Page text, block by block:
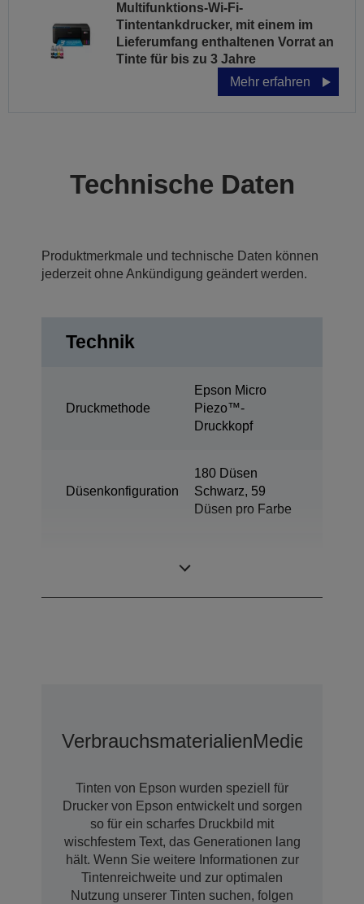
Multifunktions-Wi-Fi-
Tintentankdrucker, mit einem im
Lieferumfang enthaltenen Vorrat an
Tinte für bis zu 3 Jahre
Mehr erfahren
Technische Daten
Produktmerkmale und technische Daten können
jederzeit ohne Ankündigung geändert werden.
Technik
Druckmethode
Epson Micro
Piezo™-
Druckkopf
Düsenkonfiguration
180 Düsen
Schwarz, 59
Düsen pro Farbe
VerbrauchsmaterialienMedien
Tinten von Epson wurden speziell für
Drucker von Epson entwickelt und sorgen
so für ein scharfes Druckbild mit
wischfestem Text, das Generationen lang
hält. Wenn Sie weitere Informationen zur
Tintenreichweite und zur optimalen
Nutzung unserer Tinten suchen, folgen